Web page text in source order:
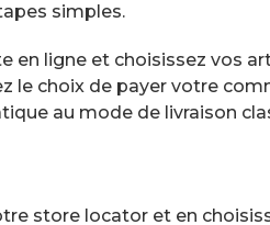
simples.
en ligne et choisissez vos
le choix de payer votre
au mode de livraison
store locator et en